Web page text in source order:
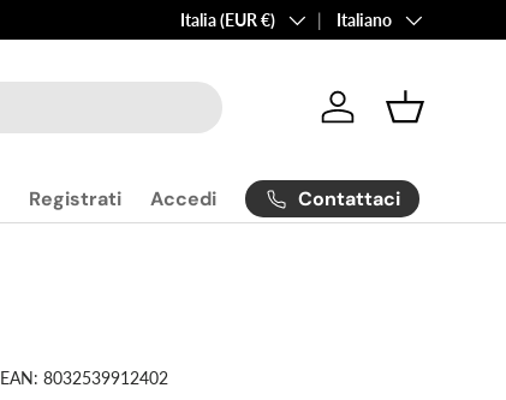
Paese/Regione
Italia (EUR €) LinguaItaliano
Accedi Cestino
Registrati Accedi Contattaci
EAN: 8032539912402